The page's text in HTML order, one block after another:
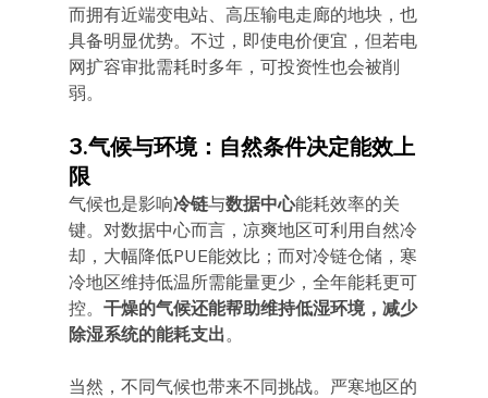
而拥有近端变电站、高压输电走廊的地块，也
具备明显优势。不过，即使电价便宜，但若电
网扩容审批需耗时多年，可投资性也会被削
弱。
3.气候与环境：自然条件决定能效上
限
气候也是影响冷链与数据中心能耗效率的关
键。对数据中心而言，凉爽地区可利用自然冷
却，大幅降低PUE能效比；而对冷链仓储，寒
冷地区维持低温所需能量更少，全年能耗更可
控。 干燥的气候还能帮助维持低湿环境，减少
除湿系统的能耗支出。
当然，不同气候也带来不同挑战。严寒地区的